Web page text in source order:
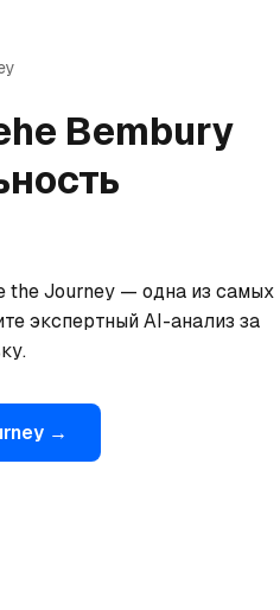
Bembury
the Journey — одна из самых
экспертный AI-анализ за
→